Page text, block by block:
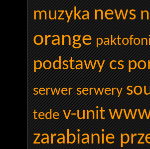
muzykanews
orange
podstawy cs
serwer serwery
tede v-unit
zarabianie